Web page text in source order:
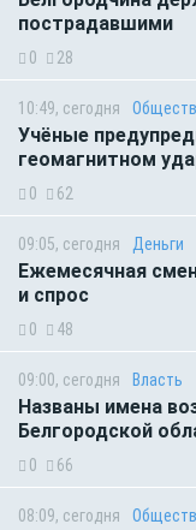
пострадавшими
0 28
10:49, сегодня
Учёные
геомагнитном
0 62
09:05, сегодня Деньги
Ежемесячная
и спрос
0 48
09:00, сегодня Власть
Названы имена
Белгородской
0 66
08:09, сегодня